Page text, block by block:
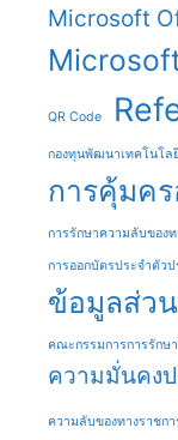
Microsoft
QR Code
กองทุนพัฒนาเทคโนโล
การคุ้มค
การรักษาความลับของท
การออกบัตรประจําตัว
ข้อมูลส่ว
คณะกรรมการการรักษ
ความมั่นคง
ความลับของทางราชกา